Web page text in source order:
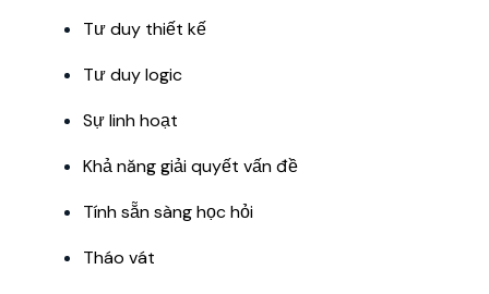
Tư duy thiết kế
Tư duy logic
Sự linh hoạt
Khả năng giải quyết vấn đề
Tính sẵn sàng học hỏi
Tháo vát